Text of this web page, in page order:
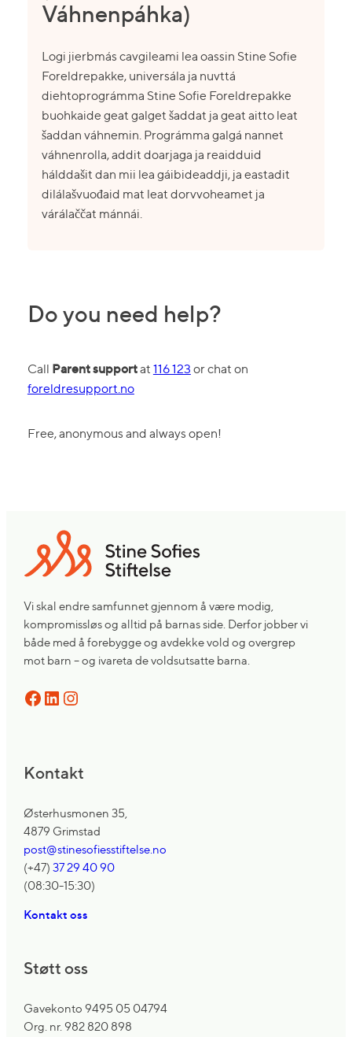
Váhnenpáhka)
Logi jierbmás cavgileami lea oassin Stine Sofie
Foreldrepakke, universála ja nuvttá
diehtoprográmma Stine Sofie Foreldrepakke
buohkaide geat galget šaddat ja geat aitto leat
šaddan váhnemin. Prográmma galgá nannet
váhnenrolla, addit doarjaga ja reaidduid
hálddašit dan mii lea gáibideaddji, ja eastadit
dilálašvuođaid mat leat dorvvoheamet ja
várálaččat mánnái.
Do you need help?
Call Parent supportat 116 123 or chat on
foreldresupport.no
Free, anonymous and always open!
Vi skal endre samfunnet gjennom å være modig,
kompromissløs og alltid på barnas side. Derfor jobber vi
både med å forebygge og avdekke vold og overgrep
mot barn – og ivareta de voldsutsatte barna.
Facebook LinkedIn Instagram
Kontakt
Østerhusmonen 35,
4879 Grimstad
post@stinesofiesstiftelse.no
(+47)37 29 40 90
(08:30-15:30)
Kontakt oss
Støtt oss
Gavekonto 9495 05 04794
Org. nr. 982 820 898